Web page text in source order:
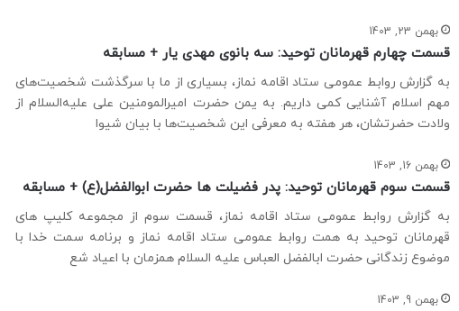
بهمن 23, 1403
قسمت چهارم قهرمانان توحید: سه بانوی مهدی یار + مسابقه
به گزارش روابط عمومی ستاد اقامه نماز، بسیاری از ما با سرگذشت شخصیت‌های
مهم اسلام آشنایی کمی داریم. به یمن حضرت امیرالمومنین علی علیه‌السلام از
ولادت حضرتشان، هر هفته به معرفی این شخصیت‌ها با بیان شیوا
بهمن 16, 1403
قسمت سوم قهرمانان توحید: پدر فضیلت ها حضرت ابوالفضل(ع) + مسابقه
به گزارش روابط عمومی ستاد اقامه نماز، قسمت سوم از مجموعه کلیپ های
قهرمانان توحید به همت روابط عمومی ستاد اقامه نماز و برنامه سمت خدا با
موضوع زندگانی حضرت ابالفضل العباس علیه السلام همزمان با اعیاد شع
بهمن 9, 1403